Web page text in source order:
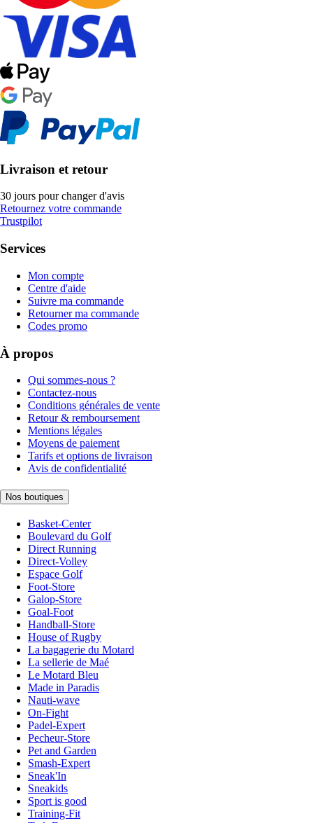
Livraison et retour
30 jours pour changer d'avis
Retournez votre commande
Trustpilot
Services
Mon compte
Centre d'aide
Suivre ma commande
Retourner ma commande
Codes promo
À propos
Qui sommes-nous ?
Contactez-nous
Conditions générales de vente
Retour & remboursement
Mentions légales
Moyens de paiement
Tarifs et options de livraison
Avis de confidentialité
Nos boutiques
Basket-Center
Boulevard du Golf
Direct Running
Direct-Volley
Espace Golf
Foot-Store
Galop-Store
Goal-Foot
Handball-Store
House of Rugby
La bagagerie du Motard
La sellerie de Maé
Le Motard Bleu
Made in Paradis
Nauti-wave
On-Fight
Padel-Expert
Pecheur-Store
Pet and Garden
Smash-Expert
Sneak'In
Sneakids
Sport is good
Training-Fit